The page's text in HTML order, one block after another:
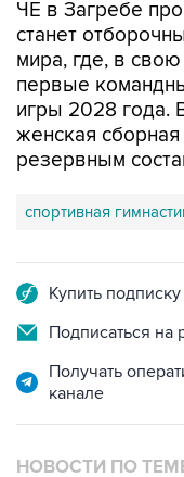
мира, где, в
первые
игры 2028 года.
женская сборная
резервным
спортивная
Подписаться на
Получать
канале
НОВОСТИ ПО
7 августа 15:22